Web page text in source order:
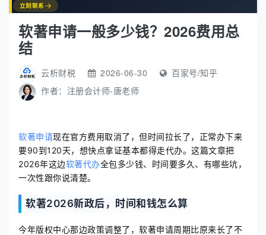
立刻联系 →
软著申请一般多少钱？2026费用总
结
云析财税 2026-06-30
百家号/知乎
作者： 注册会计师-唐老师
软著申请现在官方费用取消了，但时间拉长了，正常办下来
要90到120天，想快点拿证基本都得走代办。这篇文章把
2026年这边软著代办全包多少钱、时间要多久、有哪些坑，
一次性跟你说清楚。
软著2026新政后，时间和钱怎么算
今年版权中心那边政策调整了，软著申请周期比原来长了不